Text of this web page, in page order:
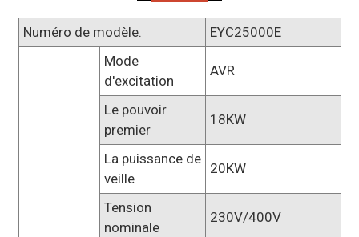
Numéro de modèle. EYC25000E
Mode
d'excitation
AVR
Le pouvoir
premier
18KW
La puissance de
veille
20KW
Tension
nominale
230V/400V